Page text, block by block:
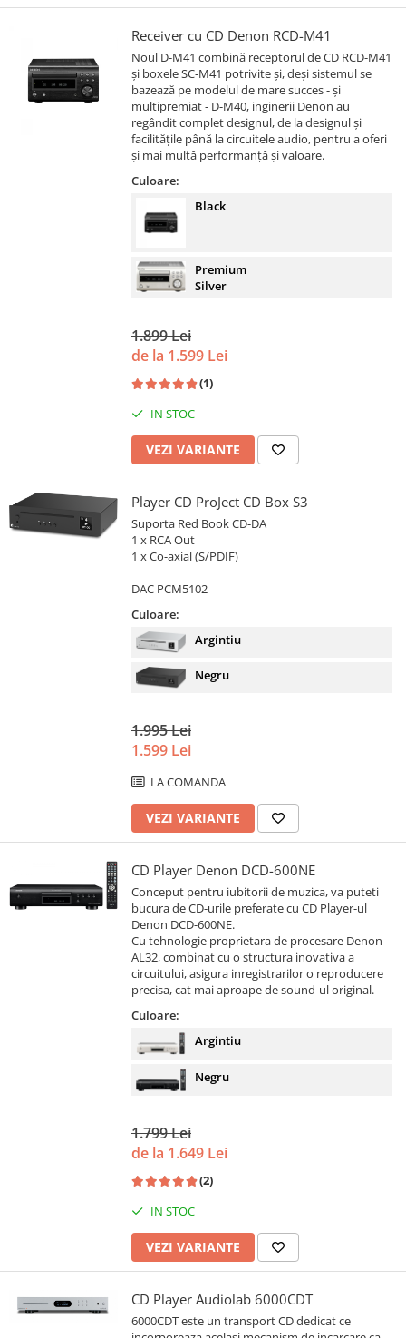
Receiver cu CD Denon RCD-M41
Noul D-M41 combină receptorul de CD RCD-M41
și boxele SC-M41 potrivite și, deși sistemul se
bazează pe modelul de mare succes - și
multipremiat - D-M40, inginerii Denon au
regândit complet designul, de la designul și
facilitățile până la circuitele audio, pentru a oferi
și mai multă performanță și valoare.
Culoare:
Black
Premium
Silver
1.899 Lei
de la 1.599 Lei
(1)
IN STOC
VEZI VARIANTE
Player CD ProJect CD Box S3
Suporta Red Book CD-DA
1 x RCA Out
1 x Co-axial (S/PDIF)
DAC PCM5102
Culoare:
Argintiu
Negru
1.995 Lei
1.599 Lei
LA COMANDA
VEZI VARIANTE
CD Player Denon DCD-600NE
Conceput pentru iubitorii de muzica, va puteti
bucura de CD-urile preferate cu CD Player-ul
Denon DCD-600NE.
Cu tehnologie proprietara de procesare Denon
AL32, combinat cu o structura inovativa a
circuitului, asigura inregistrarilor o reproducere
precisa, cat mai aproape de sound-ul original.
Culoare:
Argintiu
Negru
1.799 Lei
de la 1.649 Lei
(2)
IN STOC
VEZI VARIANTE
CD Player Audiolab 6000CDT
6000CDT este un transport CD dedicat ce